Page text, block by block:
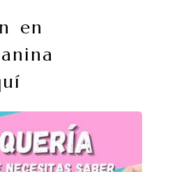
en